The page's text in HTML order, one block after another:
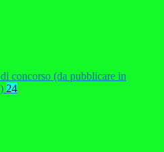
concorso (da pubblicare in
24